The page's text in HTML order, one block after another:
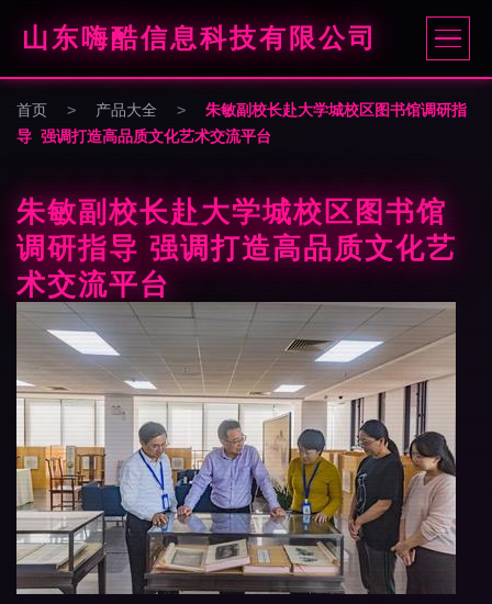
山东嗨酷信息科技有限公司
首页 > 产品大全 >
朱敏副校长赴大学城校区图书馆调研指
导 强调打造高品质文化艺术交流平台
朱敏副校长赴大学城校区图书馆
调研指导 强调打造高品质文化艺
术交流平台